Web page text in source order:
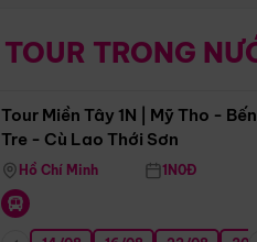
TOUR TRONGĐiểm nổi
Tour Miền Tây 1N | Mỹ Tho - Bến
Tre - Cù Lao Thới Sơn
Hồ Chí Minh 1N0Đ